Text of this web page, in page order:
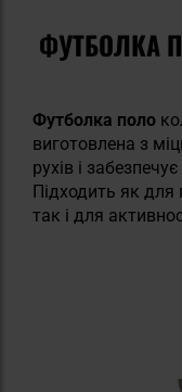
ФУТБОЛКА
Футболка поло
виготовлена з
рухів і
Підходить як для
так і для